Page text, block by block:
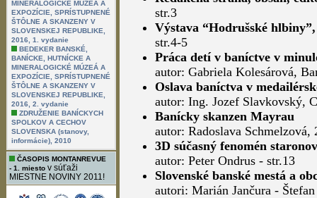
MINERALOGICKÉ MÚZEÁ A
EXPOZÍCIE, SPRÍSTUPNENÉ
ŠTÔLNE A SKANZENY V
SLOVENSKEJ REPUBLIKE,
2016, 1. vydanie
BEDEKER BANSKÉ,
BANÍCKE, HUTNÍCKE A
MINERALOGICKÉ MÚZEÁ A
EXPOZÍCIE, SPRÍSTUPNENÉ
ŠTÔLNE A SKANZENY V
SLOVENSKEJ REPUBLIKE,
2016, 2. vydanie
ZDRUŽENIE BANÍCKYCH
SPOLKOV A CECHOV
SLOVENSKA (stanovy,
informácie), 2010
ČASOPIS MONTANREVUE
- 1. miesto v súťaži
MIESTNE NOVINY 2011!
str.3
Výstava “Hodrušské
str.4-5
Práca detí v baníctve v
autor: Gabriela Kolesárová,
Oslava baníctva v
autor: Ing. Jozef Slavkovský,
Banícky skanzen Mayrau
autor: Radoslava Schmelzová,
3D súčasný fenomén
autor: Peter Ondrus - str.13
Slovenské banské mestá a
autori: Marián Jančura -